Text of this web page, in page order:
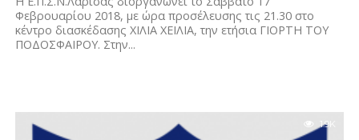
Φεβρουαρίου 2018, με ώρα προσέλευσης τις 21.30 στο
κέντρο διασκέδασης ΧΙΛΙΑ ΧΕΙΛΙΑ, την ετήσια ΓΙΟΡΤΗ ΤΟΥ
ΠΟΔΟΣΦΑΙΡΟΥ. Στην...
1.9K